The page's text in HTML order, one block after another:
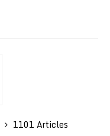
1101 Articles